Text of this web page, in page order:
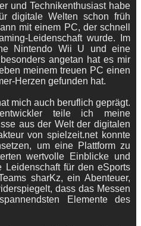
und Technikenthusiast habe
digitale Welten schon früh
mit einem PC, der schnell
Leidenschaft wurde. Im
Nintendo Wii U und eine
angetan hat es mir
meinem treuen PC einen
Herzen gefunden hat.
mich auch beruflich geprägt.
teile ich meine
aus der Welt der digitalen
von spielzeit.net konnte
um eine Plattform zu
wertvolle Einblicke und
Leidenschaft für den eSports
sharKz, ein Abenteuer,
dass das Messen
Elemente des